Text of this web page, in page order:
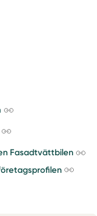
Fasadtvättbilen